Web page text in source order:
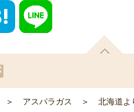
アスパラガス 北海道よ